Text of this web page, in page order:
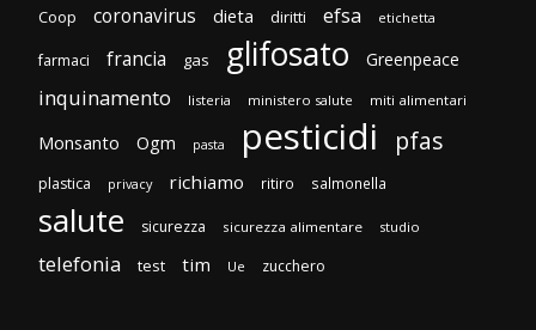
Coop coronavirus dieta diritti efsa etichetta
farmaci francia gas glifosato Greenpeace
inquinamento listeria ministero salute miti alimentari
Monsanto Ogm pasta pesticidi pfas
plastica privacy richiamo ritiro salmonella
salute sicurezza sicurezza alimentare studio
telefonia test tim Ue zucchero